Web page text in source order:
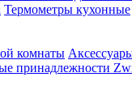
Термометры кухонные
комнаты
принадлежности